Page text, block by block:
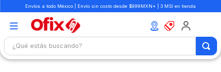
Envíos a todo México | Envío sin costo desde $999MXN* | 3 MSI en tienda
¿Qué estás buscando?